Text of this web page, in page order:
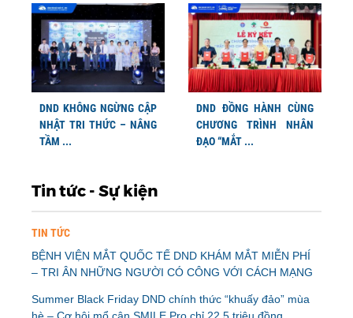
DND KHÔNG NGỪNG CẬP
NHẬT TRI THỨC – NÂNG
TẦM ...
DND ĐỒNG HÀNH CÙNG
CHƯƠNG TRÌNH NHÂN
ĐẠO “MẮT ...
Tin tức - Sự kiện
TIN TỨC
BỆNH VIỆN MẮT QUỐC TẾ DND KHÁM MẮT MIỄN PHÍ
– TRI ÂN NHỮNG NGƯỜI CÓ CÔNG VỚI CÁCH MẠNG
Summer Black Friday DND chính thức “khuấy đảo” mùa